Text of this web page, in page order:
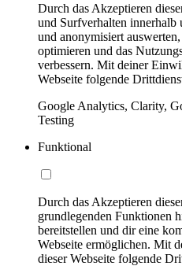
Durch das Akzeptieren
und Surfverhalten innerhalb
und anonymisiert
optimieren und das
verbessern. Mit deiner
Webseite folgende
Google Analytics, Clarity,
Testing
Funktional
Durch das Akzeptieren
grundlegenden Funktionen
bereitstellen und dir eine
Webseite ermöglichen. Mit
dieser Webseite folgende